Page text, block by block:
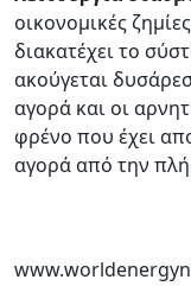
οικονομικές
διακατέχει το
ακούγεται
αγορά και οι
φρένο που έχει
αγορά από την